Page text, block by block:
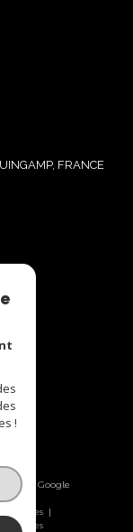
FRANCE
by Google
légales
Cookies
!